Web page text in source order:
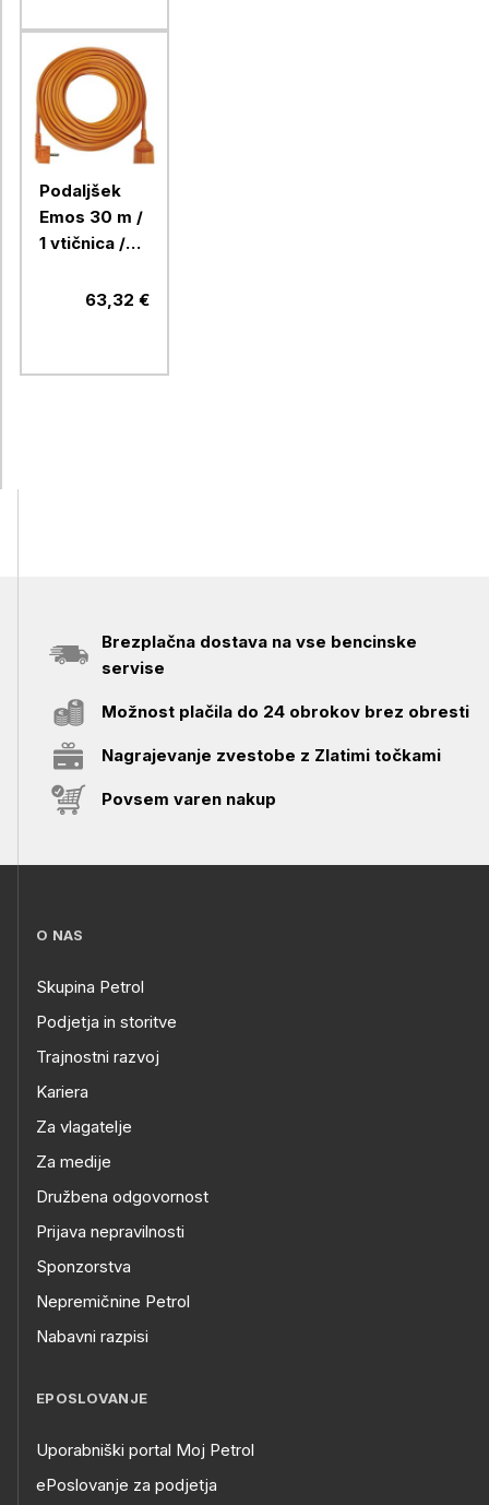
Podaljšek
Emos 30 m /
1 vtičnica /
PVC / 250 V /
63,32 €
Brezplačna dostava na vse bencinske
servise
Možnost plačila do 24 obrokov brez obresti
Nagrajevanje zvestobe z Zlatimi točkami
Povsem varen nakup
O NAS
Skupina Petrol
Podjetja in storitve
Trajnostni razvoj
Kariera
Za vlagatelje
Za medije
Družbena odgovornost
Prijava nepravilnosti
Sponzorstva
Nepremičnine Petrol
Nabavni razpisi
EPOSLOVANJE
Uporabniški portal Moj Petrol
ePoslovanje za podjetja